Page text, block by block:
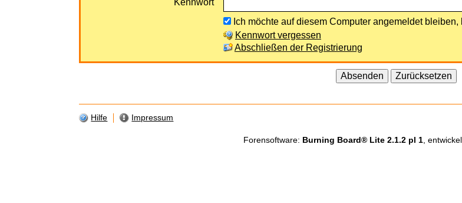
Ich möchte auf diesem Computer angemeldet bleiben,
Kennwort vergessen
Abschließen der Registrierung
Hilfe Impressum
Forensoftware: Burning Board® Lite 2.1.2 pl 1,